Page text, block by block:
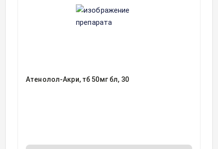
Атенолол-Акри, тб 50мг бл, 30